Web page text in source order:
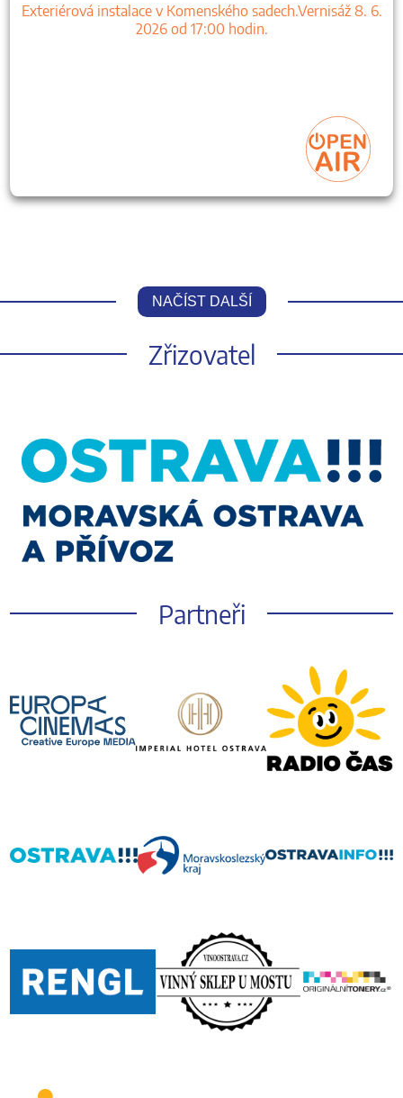
Exteriérová instalace v Komenského sadech.Vernisáž 8. 6.
2026 od 17:00 hodin.
NAČÍST DALŠÍ
Zřizovatel
Partneři